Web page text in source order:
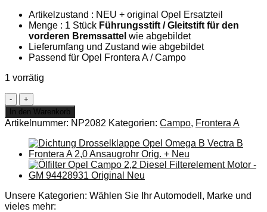
Artikelzustand : NEU + original Opel Ersatzteil
Menge : 1 Stück Führungsstift / Gleitstift für den
vorderen Bremssattel wie abgebildet
Lieferumfang und Zustand wie abgebildet
Passend für Opel Frontera A / Campo
1 vorrätig
Führungsstift
Bremssattel
Opel
Frontera
Campo
Vorne
94438694
Orig.
+
Neu
In den Warenkorb
Artikelnummer: NP2082 Kategorien: Campo, Frontera A
Unsere Kategorien: Wählen Sie Ihr Automodell, Marke und
vieles mehr: